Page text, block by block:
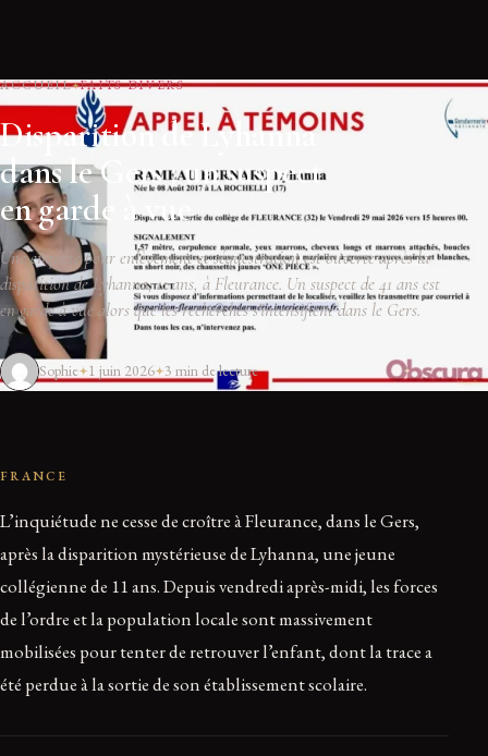
ACCUEIL FAITS DIVERS
Disparition de Lyhanna
dans le Gers : un suspect
en garde à vue
Une enquête pour enlèvement et séquestration est ouverte après la
disparition de Lyhanna, 11 ans, à Fleurance. Un suspect de 41 ans est
en garde à vue alors que les recherches s'intensifient dans le Gers.
Sophie 1 juin 2026 3 min de lecture
FRANCE
L’inquiétude ne cesse de croître à Fleurance, dans le Gers,
après la disparition mystérieuse de Lyhanna, une jeune
collégienne de 11 ans. Depuis vendredi après-midi, les forces
de l’ordre et la population locale sont massivement
mobilisées pour tenter de retrouver l’enfant, dont la trace a
été perdue à la sortie de son établissement scolaire.